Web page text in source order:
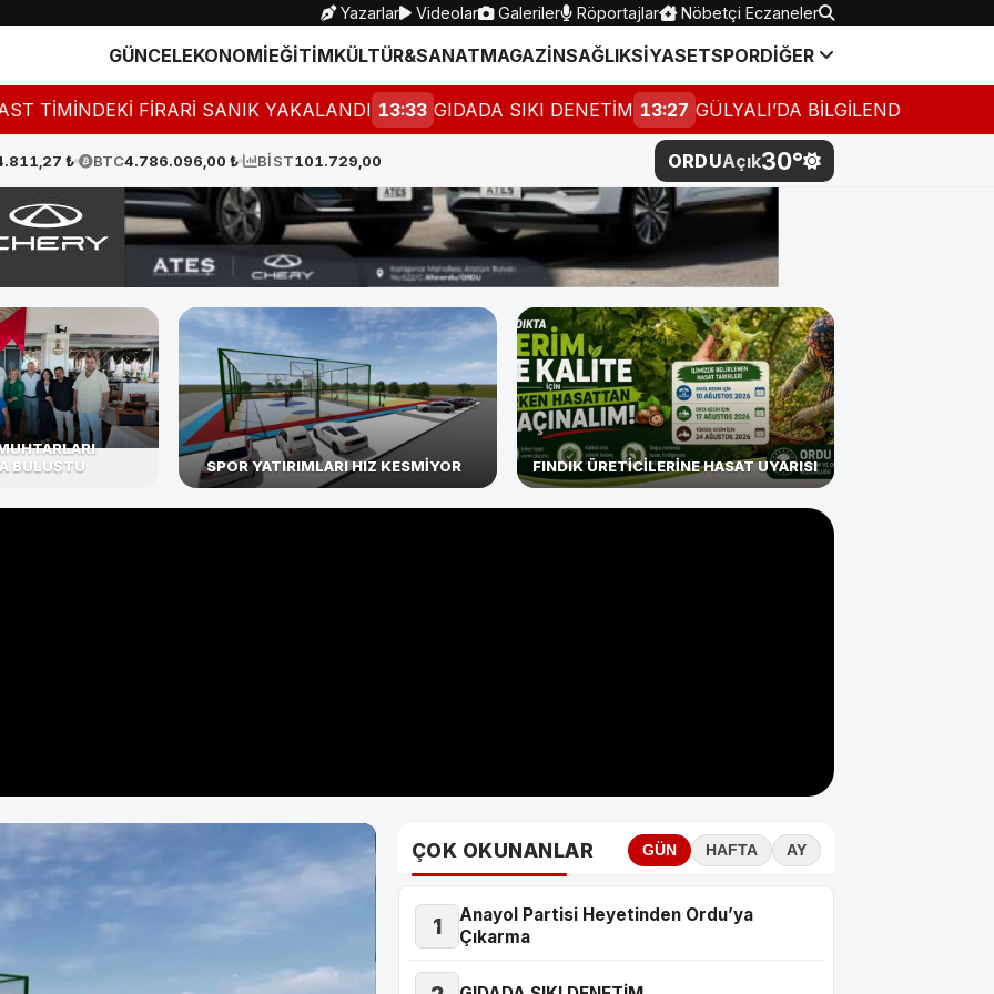
Yazarlar Videolar Galeriler Röportajlar Nöbetçi Eczaneler
GÜNCELEKONOMİEĞİTİMKÜLTÜR&SANATMAGAZİNSAĞLIKSİYASETSPORDİĞER
FİRARİ SANIK YAKALANDI 13:33 GIDADA SIKI DENETİM 13:27 GÜLYALI’DA BİLGİLENDİRME BULUŞMASI
₺ BTC4.786.096,00 ₺ BİST101.729,00 ORDUAçık30°
BULUŞTU
FINDIK ÜRETİCİLERİNE HASAT UYARISI
ÇOK OKUNANLAR GÜN HAFTA AY
1
Anayol Partisi Heyetinden Ordu’ya
Çıkarma